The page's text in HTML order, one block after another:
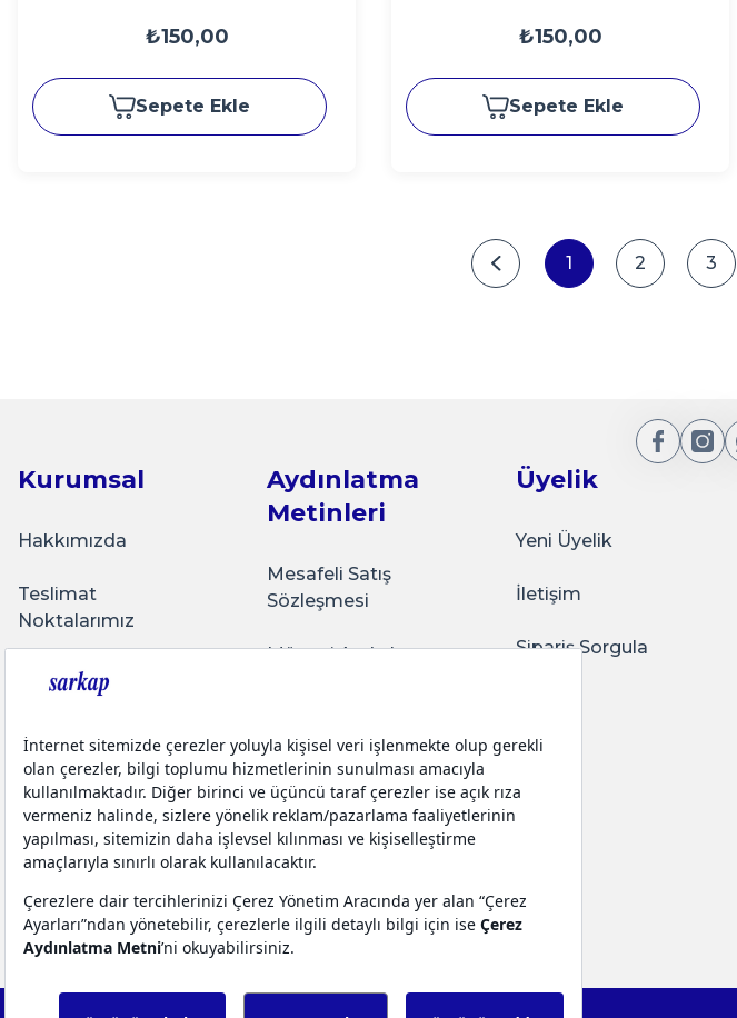
₺150,00
Sepete Ekle
₺150,00
Sepete Ekle
1 2 3
Kurumsal
Hakkımızda
Teslimat
Noktalarımız
Üyelik Sözleşmesi
Sarkap Blog
Yatırımcı İlişkileri
Aydınlatma
Metinleri
Mesafeli Satış
Sözleşmesi
Müşteri Aydınlatma
İletişim Aydınlatma
Metni
Teslimat Koşulları
Kişisel Verilerin
Korunması
Numune Talep
Üyelik
Yeni Üyelik
İletişim
Sipariş Sorgula
İletişim Bilgilerimiz info@sarkap.com